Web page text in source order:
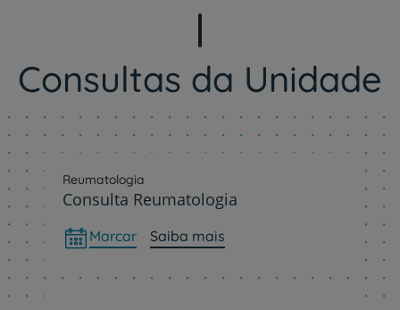
Consultas da Unidade
Reumatologia
Consulta Reumatologia
Marcar Saiba mais